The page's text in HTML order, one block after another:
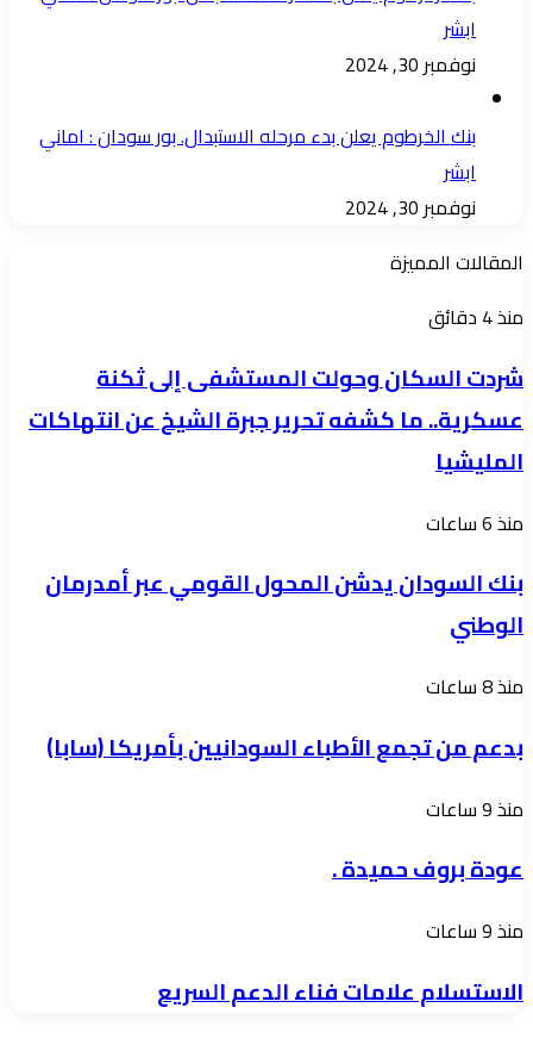
ابشر
نوفمبر 30, 2024
بنك الخرطوم يعلن بدء مرحله الاستبدال. بور سودان : اماني
ابشر
نوفمبر 30, 2024
المقالات المميزة
شردت
وحولت
المستشفى
إلى
عسكرية..
ما
كشفه
تحرير
جبرة
عن
المليشيا
منذ 4 دقائق
شردت السكان وحولت المستشفى إلى ثكنة
عسكرية.. ما كشفه تحرير جبرة الشيخ عن انتهاكات
المليشيا
بنك
يدشن
المحول
عبر
أمدرمان
الوطني
منذ 6 ساعات
بنك السودان يدشن المحول القومي عبر أمدرمان
الوطني
بدعم
تجمع
السودانيين
بأمريكا
منذ 8 ساعات
بدعم من تجمع الأطباء السودانيين بأمريكا (سابا)
عودة
حميدة
منذ 9 ساعات
عودة بروف حميدة .
الاستسلام
فناء
منذ 9 ساعات
الاستسلام علامات فناء الدعم السريع